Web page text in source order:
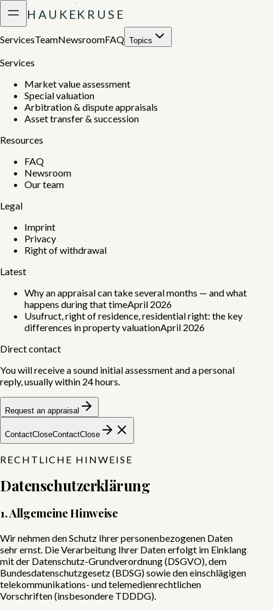
H A U K EK R U S E
ServicesTeamNewsroomFAQ Topics
Services
Market value assessment
Special valuation
Arbitration & dispute appraisals
Asset transfer & succession
Resources
FAQ
Newsroom
Our team
Legal
Imprint
Privacy
Right of withdrawal
Latest
Why an appraisal can take several months — and what
happens during that timeApril 2026
Usufruct, right of residence, residential right: the key
differences in property valuationApril 2026
Direct contact
You will receive a sound initial assessment and a personal
reply, usually within 24 hours.
Request an appraisal
ContactCloseContactClose
RECHTLICHE HINWEISE
Datenschutzerklärung
1. Allgemeine Hinweise
Wir nehmen den Schutz Ihrer personenbezogenen Daten
sehr ernst. Die Verarbeitung Ihrer Daten erfolgt im Einklang
mit der Datenschutz-Grundverordnung (DSGVO), dem
Bundesdatenschutzgesetz (BDSG) sowie den einschlägigen
telekommunikations- und telemedienrechtlichen
Vorschriften (insbesondere TDDDG).